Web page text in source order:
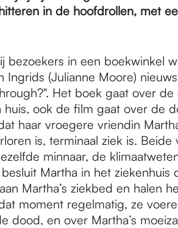
in de hoofdrollen, met
bezoekers in een boekwinkel
Ingrids (Julianne Moore)
Het boek gaat over de
ook de film gaat over de
haar vroegere vriendin
is, terminaal ziek is. Beide
minnaar, de
Martha in het ziekenhuis
Martha’s ziekbed en halen
moment regelmatig, ze
dood, en over Martha’s